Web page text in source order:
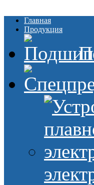
Главная
Продукция